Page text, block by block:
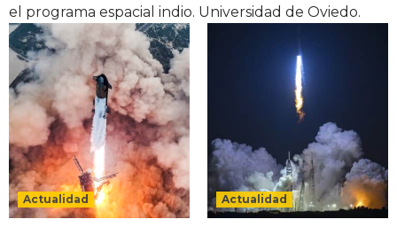
el programa espacial indio. Universidad de Oviedo.
Actualidad Actualidad